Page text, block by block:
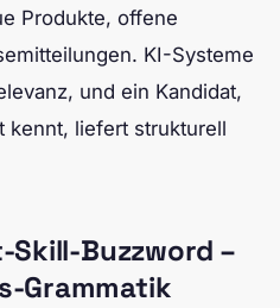
Produkte, offene
KI-Systeme
und ein Kandidat,
kennt, liefert strukturell
Skill-Buzzword –
Grammatik